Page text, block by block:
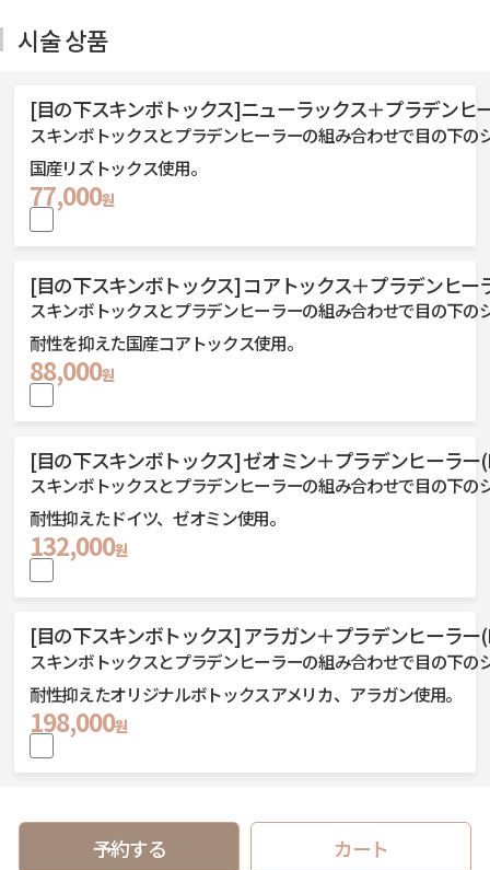
시술 상품
[目の下スキンボトックス]ニューラックス＋プラデンヒ
スキンボトックスとプラデンヒーラーの組み合わせで目の下の
国産リズトックス使用。
77,000원
[目の下スキンボトックス] コアトックス＋プラデンヒー
スキンボトックスとプラデンヒーラーの組み合わせで目の下の
耐性を抑えた国産コアトックス使用。
88,000원
[目の下スキンボトックス] ゼオミン＋プラデンヒーラー
スキンボトックスとプラデンヒーラーの組み合わせで目の下の
耐性抑えたドイツ、ゼオミン使用。
132,000원
[目の下スキンボトックス] アラガン＋プラデンヒーラー
スキンボトックスとプラデンヒーラーの組み合わせで目の下の
耐性抑えたオリジナルボトックスアメリカ、アラガン使用。
198,000원
予約する カート